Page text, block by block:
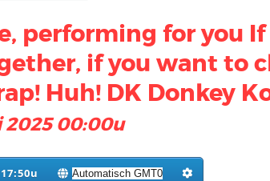
performing for you
if you want to
Huh! DK Donkey
2025 00:00u